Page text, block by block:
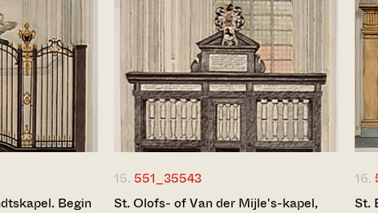
Begin
15. 551_35543
St. Olofs- of Van der Mijle's-kapel,
16.
St.